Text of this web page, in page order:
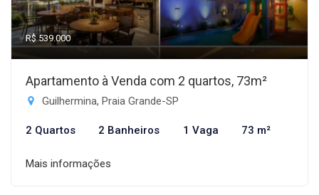
R$ 539.000
Apartamento à Venda com 2 quartos, 73m²
Guilhermina, Praia Grande-SP
2 Quartos 2 Banheiros 1 Vaga 73 m²
Mais informações